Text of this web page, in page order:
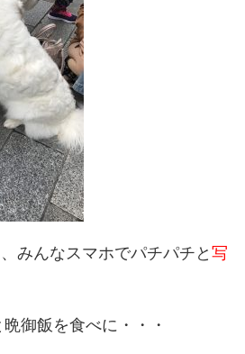
みんなスマホでパチパチと写
御飯を食べに・・・